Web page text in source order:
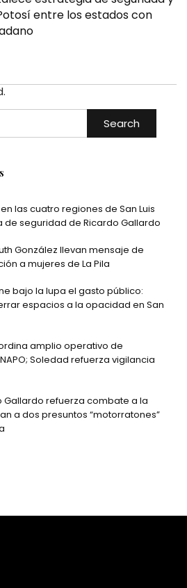
entre los estados con
Search
las cuatro regiones de San Luis
de seguridad de Ricardo Gallardo
González llevan mensaje de
a mujeres de La Pila
bajo la lupa el gasto público:
espacios a la opacidad en San
amplio operativo de
Soledad refuerza vigilancia
Gallardo refuerza combate a la
a dos presuntos “motorratones”